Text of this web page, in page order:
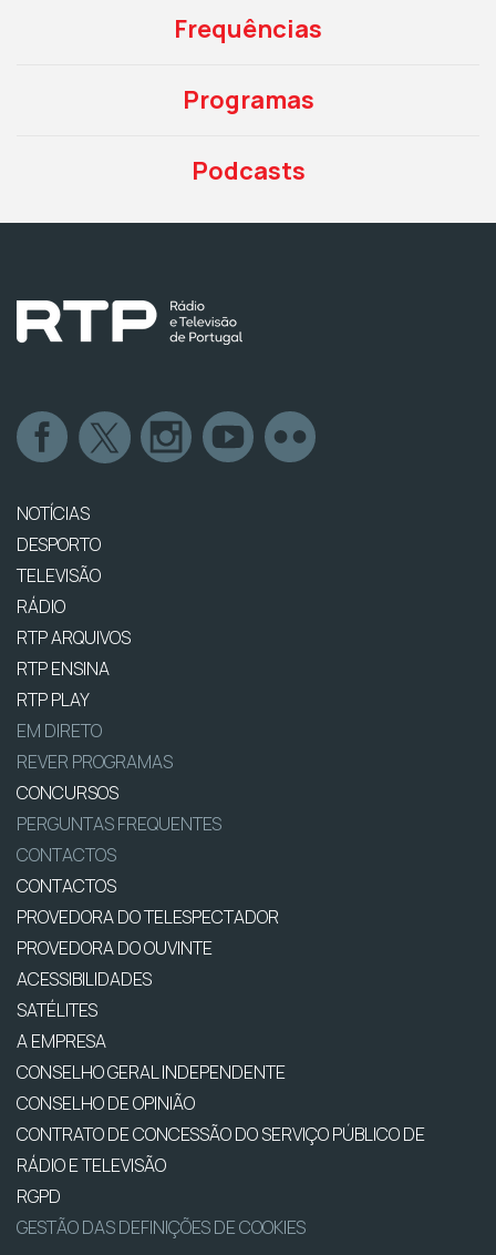
Frequências
Programas
Podcasts
NOTÍCIAS
DESPORTO
TELEVISÃO
RÁDIO
RTP ARQUIVOS
RTP ENSINA
RTP PLAY
EM DIRETO
REVER PROGRAMAS
CONCURSOS
PERGUNTAS FREQUENTES
CONTACTOS
CONTACTOS
PROVEDORA DO TELESPECTADOR
PROVEDORA DO OUVINTE
ACESSIBILIDADES
SATÉLITES
A EMPRESA
CONSELHO GERAL INDEPENDENTE
CONSELHO DE OPINIÃO
CONTRATO DE CONCESSÃO DO SERVIÇO PÚBLICO DE
RÁDIO E TELEVISÃO
RGPD
GESTÃO DAS DEFINIÇÕES DE COOKIES